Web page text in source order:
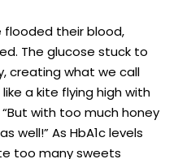
flooded their blood,
The glucose stuck to
creating what we call
a kite flying high with
with too much honey
well!” As HbA1c levels
too many sweets